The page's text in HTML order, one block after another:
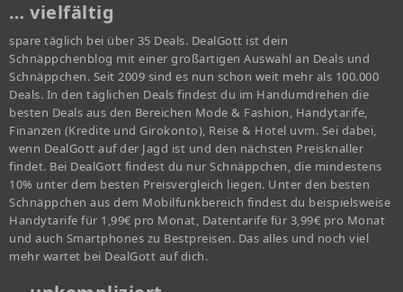
… vielfältig
spare täglich bei über 35 Deals. DealGott ist dein
Schnäppchenblog mit einer großartigen Auswahl an Deals und
Schnäppchen. Seit 2009 sind es nun schon weit mehr als 100.000
Deals. In den täglichen Deals findest du im Handumdrehen die
besten Deals aus den Bereichen Mode & Fashion, Handytarife,
Finanzen (Kredite und Girokonto), Reise & Hotel uvm. Sei dabei,
wenn DealGott auf der Jagd ist und den nächsten Preisknaller
findet. Bei DealGott findest du nur Schnäppchen, die mindestens
10% unter dem besten Preisvergleich liegen. Unter den besten
Schnäppchen aus dem Mobilfunkbereich findest du beispielsweise
Handytarife für 1,99€ pro Monat, Datentarife für 3,99€ pro Monat
und auch Smartphones zu Bestpreisen. Das alles und noch viel
mehr wartet bei DealGott auf dich.